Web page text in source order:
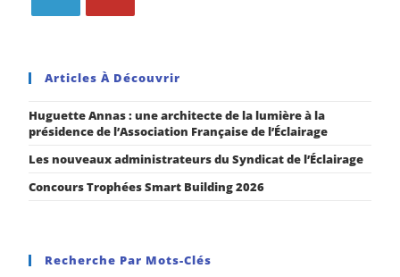
Articles À Découvrir
Huguette Annas : une architecte de la lumière à la
présidence de l’Association Française de l’Éclairage
Les nouveaux administrateurs du Syndicat de l’Éclairage
Concours Trophées Smart Building 2026
Recherche Par Mots-Clés